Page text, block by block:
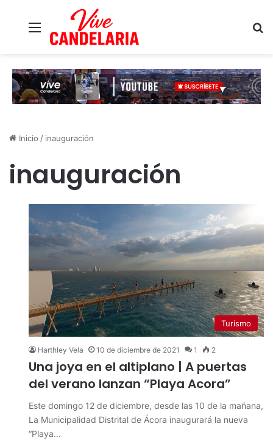
Inicio / inauguración
inauguración
Turismo
Harthley Vela 10 de diciembre de 2021 1 2
Una joya en el altiplano | A puertas
del verano lanzan “Playa Acora”
Este domingo 12 de diciembre, desde las 10 de la mañana,
La Municipalidad Distrital de Ácora inaugurará la nueva
“Playa…